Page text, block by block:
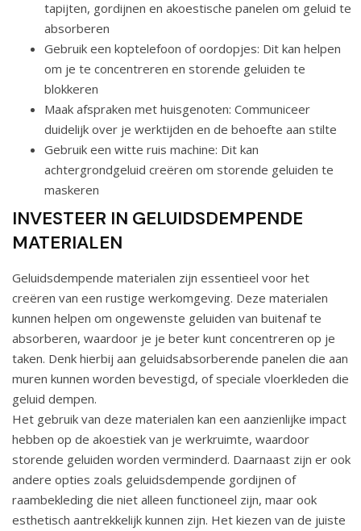
tapijten, gordijnen en akoestische panelen om geluid te
absorberen
Gebruik een koptelefoon of oordopjes: Dit kan helpen
om je te concentreren en storende geluiden te
blokkeren
Maak afspraken met huisgenoten: Communiceer
duidelijk over je werktijden en de behoefte aan stilte
Gebruik een witte ruis machine: Dit kan
achtergrondgeluid creëren om storende geluiden te
maskeren
INVESTEER IN GELUIDSDEMPENDE
MATERIALEN
Geluidsdempende materialen zijn essentieel voor het
creëren van een rustige werkomgeving. Deze materialen
kunnen helpen om ongewenste geluiden van buitenaf te
absorberen, waardoor je je beter kunt concentreren op je
taken. Denk hierbij aan geluidsabsorberende panelen die aan
muren kunnen worden bevestigd, of speciale vloerkleden die
geluid dempen.
Het gebruik van deze materialen kan een aanzienlijke impact
hebben op de akoestiek van je werkruimte, waardoor
storende geluiden worden verminderd. Daarnaast zijn er ook
andere opties zoals geluidsdempende gordijnen of
raambekleding die niet alleen functioneel zijn, maar ook
esthetisch aantrekkelijk kunnen zijn. Het kiezen van de juiste